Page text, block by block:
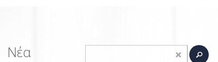
Νέα